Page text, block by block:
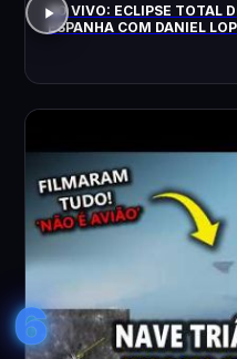
AO VIVO: ECLIPSE TOTAL
ESPANHA COM DANIEL
6